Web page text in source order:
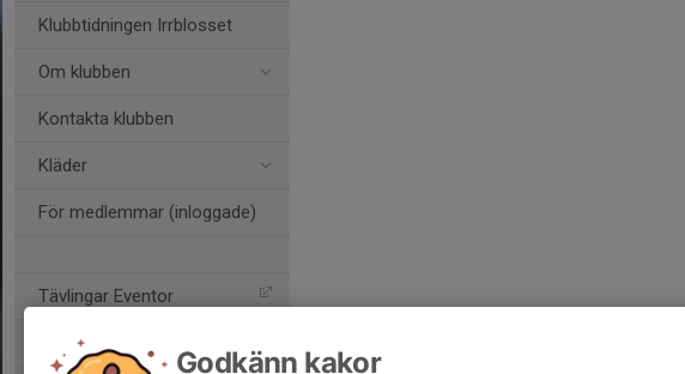
Klubbtidningen Irrblosset
Om klubben
Kontakta klubben
Kläder
För medlemmar (inloggade)
Tävlingar Eventor
Klubbaktiviteter Eventor
Godkänn kakor